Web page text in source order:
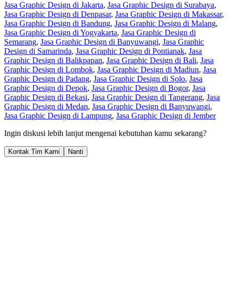
Jasa Graphic Design di Jakarta, Jasa Graphic Design di Surabaya,
Jasa Graphic Design di Denpasar, Jasa Graphic Design di Makassar,
Jasa Graphic Design di Bandung, Jasa Graphic Design di Malang,
Jasa Graphic Design di Yogyakarta, Jasa Graphic Design di
Semarang, Jasa Graphic Design di Banyuwangi, Jasa Graphic
Design di Samarinda, Jasa Graphic Design di Pontianak, Jasa
Graphic Design di Balikpapan, Jasa Graphic Design di Bali, Jasa
Graphic Design di Lombok, Jasa Graphic Design di Madiun, Jasa
Graphic Design di Padang, Jasa Graphic Design di Solo, Jasa
Graphic Design di Depok, Jasa Graphic Design di Bogor, Jasa
Graphic Design di Bekasi, Jasa Graphic Design di Tangerang, Jasa
Graphic Design di Medan, Jasa Graphic Design di Banyuwangi,
Jasa Graphic Design di Lampung, Jasa Graphic Design di Jember
Ingin diskusi lebih lanjut mengenai kebutuhan kamu sekarang?
Kontak Tim Kami Nanti